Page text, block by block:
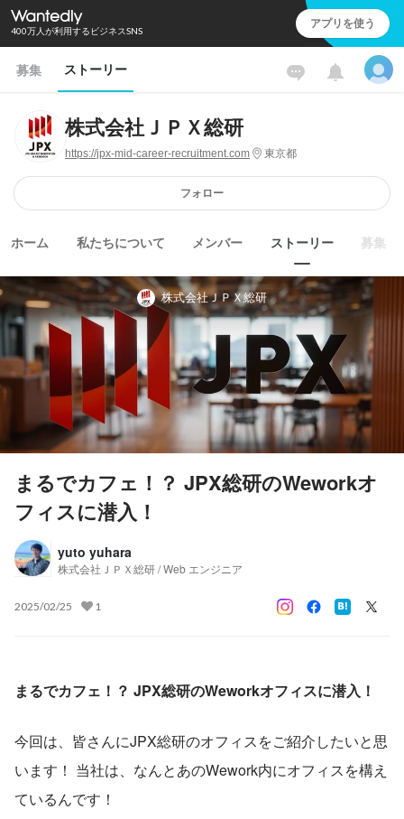
400万人が利用するビジネスSNS アプリを使う
募集 ストーリー
株式会社ＪＰＸ総研
https://jpx-mid-career-recruitment.com 東京都
フォロー
ホーム 私たちについて メンバー ストーリー 募集
株式会社ＪＰＸ総研
まるでカフェ！？ JPX総研のWeworkオ
フィスに潜入！
yuto yuhara
株式会社ＪＰＸ総研 / Web エンジニア
2025/02/25 1
まるでカフェ！？ JPX総研のWeworkオフィスに潜入！
今回は、皆さんにJPX総研のオフィスをご紹介したいと思
います！ 当社は、なんとあのWework内にオフィスを構え
ているんです！